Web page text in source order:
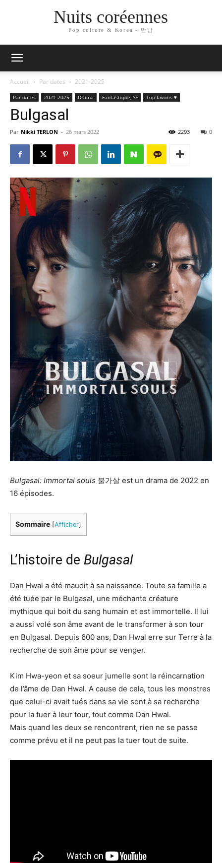
Nuits coréennes
Pop culture & Korea - 만남
Accueil Par dates 2021-2025
Par dates 2021-2025 Drama Fantastique, SF Top favoris ♥
Bulgasal
Par Nikki TERLON - 26 mars 2022 0
2293
Bulgasal: Immortal souls 불가살 est un drama de 2022 en
16 épisodes.
Sommaire [Afficher]
L’histoire de Bulgasal
Dan Hwal a été maudit à sa naissance. Toute sa famille a
été tuée par le Bulgasal, une méchante créature
mythique qui boit du sang humain et est immortelle. Il lui
a aussi volé son âme avant de le transformer à son tour
en Bulgasal. Depuis 600 ans, Dan Hwal erre sur Terre à la
recherche de son âme pour se venger.
Kim Hwa-yeon et sa soeur jumelle sont la réincarnation
de l’âme de Dan Hwal. A cause de cela, tous les monstres
que celui-ci avait tués dans sa vie sont à sa recherche
pour la tuer à leur tour, tout comme Dan Hwal.
Mais quand les deux se rencontrent, rien ne se passe
comme prévu et il ne peut pas la tuer tout de suite.